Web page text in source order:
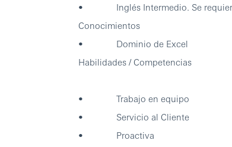
• Inglés Intermedio. Se requiere
Conocimientos
• Dominio de Excel
Habilidades / Competencias
• Trabajo en equipo
• Servicio al Cliente
• Proactiva